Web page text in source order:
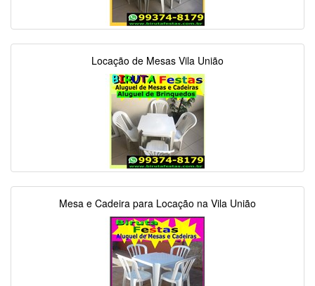
Locação de Mesas Vila União
Mesa e Cadeira para Locação na Vila União